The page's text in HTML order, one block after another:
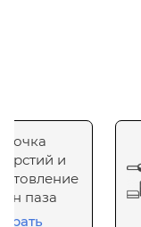
и
паза